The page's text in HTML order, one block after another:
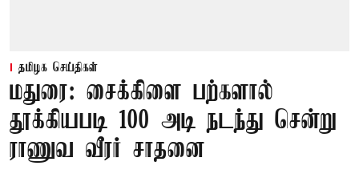
தமிழக செய்திகள்
மதுரை: சைக்கிளை பற்களால்
தூக்கியபடி 100 அடி நடந்து சென்று
ராணுவ வீரர் சாதனை